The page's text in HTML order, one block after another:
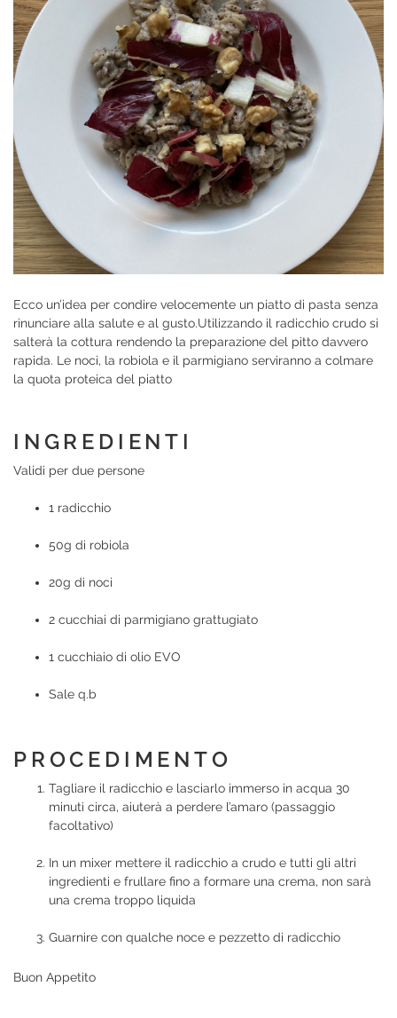
Ecco un’idea per condire velocemente un piatto di pasta senza
rinunciare alla salute e al gusto.Utilizzando il radicchio crudo si
salterà la cottura rendendo la preparazione del pitto davvero
rapida. Le noci, la robiola e il parmigiano serviranno a colmare
la quota proteica del piatto
INGREDIENTI
Validi per due persone
1 radicchio
50g di robiola
20g di noci
2 cucchiai di parmigiano grattugiato
1 cucchiaio di olio EVO
Sale q.b
PROCEDIMENTO
Tagliare il radicchio e lasciarlo immerso in acqua 30
minuti circa, aiuterà a perdere l’amaro (passaggio
facoltativo)
In un mixer mettere il radicchio a crudo e tutti gli altri
ingredienti e frullare fino a formare una crema, non sarà
una crema troppo liquida
Guarnire con qualche noce e pezzetto di radicchio
Buon Appetito